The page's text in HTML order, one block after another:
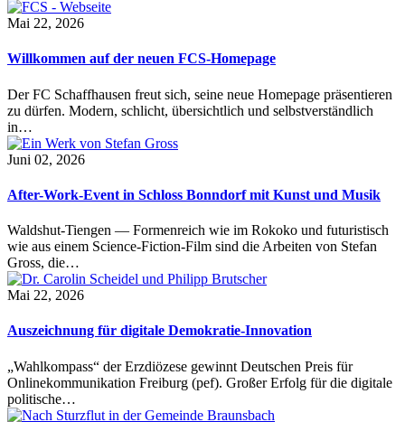
Mai 22, 2026
Willkommen auf der neuen FCS-Homepage
Der FC Schaffhausen freut sich, seine neue Homepage präsentieren
zu dürfen. Modern, schlicht, übersichtlich und selbstverständlich
in…
Juni 02, 2026
After-Work-Event in Schloss Bonndorf mit Kunst und Musik
Waldshut-Tiengen — Formenreich wie im Rokoko und futuristisch
wie aus einem Science-Fiction-Film sind die Arbeiten von Stefan
Gross, die…
Mai 22, 2026
Auszeichnung für digitale Demokratie-Innovation
„Wahlkompass“ der Erzdiözese gewinnt Deutschen Preis für
Onlinekommunikation Freiburg (pef). Großer Erfolg für die digitale
politische…